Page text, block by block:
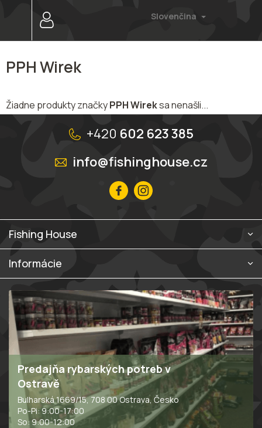
Slovenčina
PPH Wirek
Žiadne produkty značkyPPH Wireksa nenašli...
+420 602 623 385
info@fishinghouse.cz
Fishing House
Informácie
Predajňa rybarských potreb v
Ostravě
Bulharská 1669/15, 708 00 Ostrava, Česko
Po-Pi: 9:00-17:00
So: 9:00-12:00